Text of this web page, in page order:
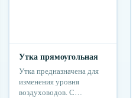
Утка прямоугольная
Утка предназначена для
изменения уровня
воздуховодов. С